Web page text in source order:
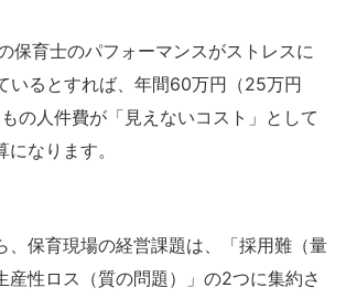
保育士のパフォーマンスがストレスに
いるとすれば、年間60万円（25万円
の人件費が「見えないコスト」として
なります。
、保育現場の経営課題は、「採用難（量
産性ロス（質の問題）」の2つに集約さ